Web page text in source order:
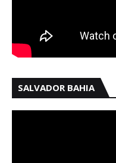
SALVADOR BAHIA